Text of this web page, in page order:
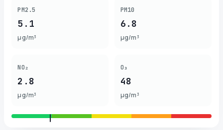
PM2.5
5.1
µg/m³
PM10
6.8
µg/m³
NO₂
2.8
µg/m³
O₃
48
µg/m³